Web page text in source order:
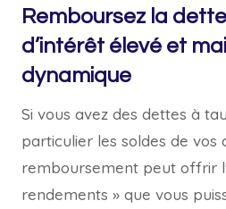
Remboursez la
d’intérêt élevé et
dynamique
Si vous avez des dettes à
particulier les soldes de vos
remboursement peut offrir
rendements » que vous